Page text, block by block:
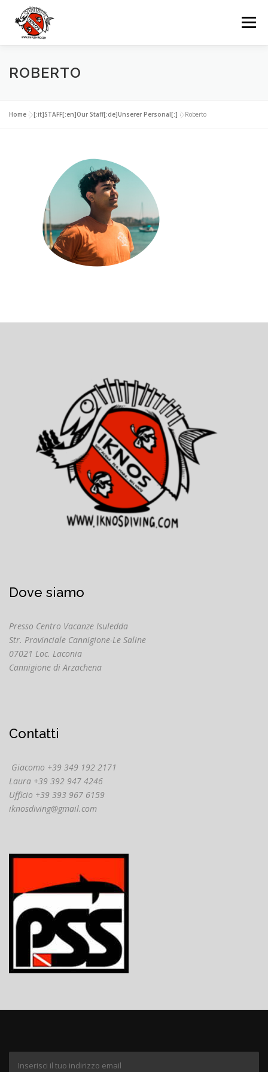
contenuto
Menu
IKNOS
NOLEGGI GRUPPI EVENTI
ROBERTO
Home »[:it]STAFF[:en]Our Staff[:de]Unserer Personal[:] »Roberto
Dove siamo
Presso Centro Vacanze Isuledda
Str. Provinciale Cannigione-Le Saline
07021 Loc. Laconia
Cannigione di Arzachena
Contatti
Giacomo +39 349 192 2171
Laura +39 392 947 4246
Ufficio +39 393 967 6159
iknosdiving@gmail.com